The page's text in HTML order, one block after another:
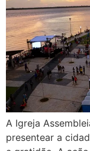
A Igreja
presentear a